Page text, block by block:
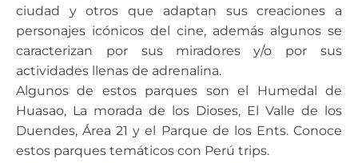
ciudad y otros que adaptan sus creaciones a
personajes icónicos del cine, además algunos se
caracterizan por sus miradores y/o por sus
actividades llenas de adrenalina.
Algunos de estos parques son el Humedal de
Huasao, La morada de los Dioses, El Valle de los
Duendes, Área 21 y el Parque de los Ents. Conoce
estos parques temáticos con Perú trips.